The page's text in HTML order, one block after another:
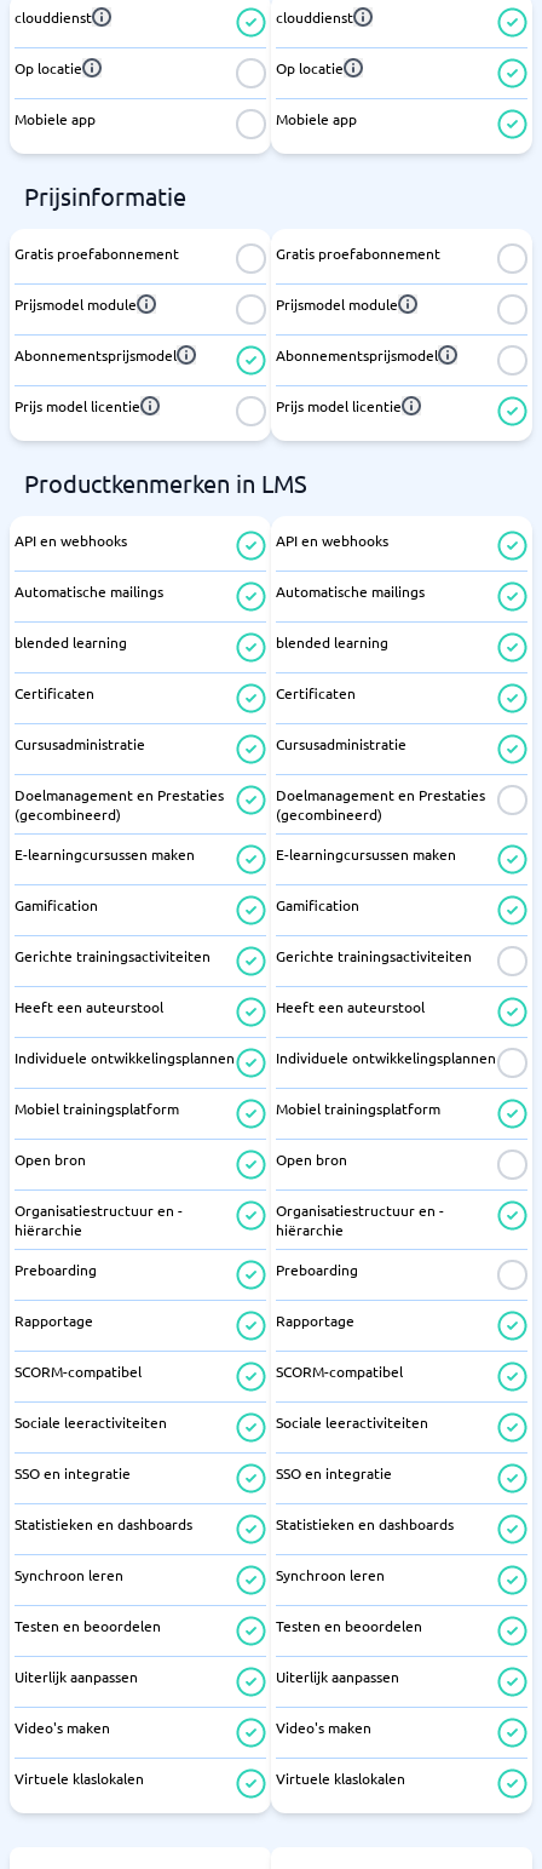
clouddienst
Op locatie
Mobiele app
clouddienst
Op locatie
Mobiele app
Prijsinformatie
Gratis proefabonnement
Prijsmodel module
Abonnementsprijsmodel
Prijs model licentie
Gratis proefabonnement
Prijsmodel module
Abonnementsprijsmodel
Prijs model licentie
Productkenmerken in LMS
API en webhooks
Automatische mailings
blended learning
Certificaten
Cursusadministratie
Doelmanagement en Prestaties
(gecombineerd)
E-learningcursussen maken
Gamification
Gerichte trainingsactiviteiten
Heeft een auteurstool
Individuele ontwikkelingsplannen
Mobiel trainingsplatform
Open bron
Organisatiestructuur en -
hiërarchie
Preboarding
Rapportage
SCORM-compatibel
Sociale leeractiviteiten
SSO en integratie
Statistieken en dashboards
Synchroon leren
Testen en beoordelen
Uiterlijk aanpassen
Video's maken
Virtuele klaslokalen
API en webhooks
Automatische mailings
blended learning
Certificaten
Cursusadministratie
Doelmanagement en Prestaties
(gecombineerd)
E-learningcursussen maken
Gamification
Gerichte trainingsactiviteiten
Heeft een auteurstool
Individuele ontwikkelingsplannen
Mobiel trainingsplatform
Open bron
Organisatiestructuur en -
hiërarchie
Preboarding
Rapportage
SCORM-compatibel
Sociale leeractiviteiten
SSO en integratie
Statistieken en dashboards
Synchroon leren
Testen en beoordelen
Uiterlijk aanpassen
Video's maken
Virtuele klaslokalen